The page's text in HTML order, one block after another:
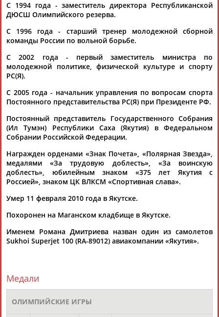
24 персон из 13181
ЕЩЁ ПЕРСОНЫ
ТАБЛО АКТИВНОСТИ
Вопросы сотрудничества и совместной деятельности inform@infosport.ru
© Стадион, 1998-2026
Разработка и поддержка ООО НАИТ «Стадион»
Адресов в новостной рассылке: 996
Подпишись
С 1994 года - заместитель директора Республиканской
ДЮСШ Олимпийского резерва.
С 1996 года - старший тренер молодежной сборной
команды России по вольной борьбе.
С 2002 года - первый заместитель министра по
молодежной политике, физической культуре и спорту
РС(Я).
С 2005 года - начальник управления по вопросам спорта
Постоянного представительства РС(Я) при Президенте РФ.
Постоянный представитель Государственного Собрания
(Ил Тумэн) Республики Саха (Якутия) в Федеральном
Собрании Российской Федерации.
Награжден орденами «Знак Почета», «Полярная Звезда»,
медалями «За трудовую доблесть», «За воинскую
доблесть», юбилейным знаком «375 лет Якутия с
Россией», знаком ЦК ВЛКСМ «Спортивная слава».
Умер 11 февраля 2010 года в Якутске.
Похоронен на Маганском кладбище в Якутске.
Именем Романа Дмитриева назван один из самолетов
Sukhoi Superjet 100 (RA-89012) авиакомпании «Якутия».
Медали
ОЛИМПИЙСКИЕ ИГРЫ